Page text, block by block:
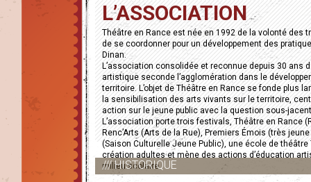
L’ASSOCIATION
Théâtre en Rance est née en 1992 de la volonté des
de se coordonner pour un développement des
Dinan.
L’association consolidée et reconnue depuis 30 ans
artistique seconde l’agglomération dans le
territoire. L’objet de Théâtre en Rance se fonde plus
la sensibilisation des arts vivants sur le territoire,
action sur le jeune public avec la question sous-
L’association porte trois festivals, Théâtre en Rance
Renc’Arts (Arts de la Rue), Premiers Émois (très
(Saison Culturelle Jeune Public), une école de
création adultes et mène des actions d’éducation
milieu scolaire
/// HISTORIQUE